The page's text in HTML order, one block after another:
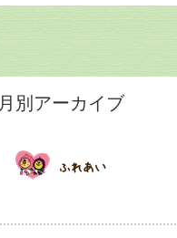
月別アーカイブ